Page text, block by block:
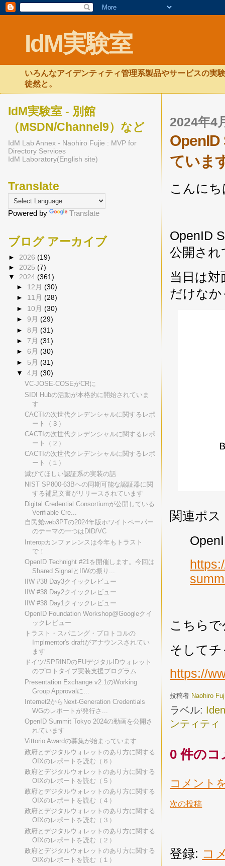
IdM実験室
いろんなアイデンティティ管理系製品やサービスの実
徒然と。
2024年4
ていま
こんに
OpenID
公開さ
当日は
だけな
関連ポス
こちら
そして
https://
投稿者 Naohiro
ラベル:
ンティティ
0 件の
コメント
次の投稿
登録: コ
IdM実験室 - 別館
（MSDN/Channel9）など
IdM Lab Annex - Naohiro Fujie : MVP for
Directory Services
IdM Laboratory(English site)
Translate
Powered by Translate
ブログ アーカイブ
► 2026 (19)
► 2025 (7)
▼ 2024 (361)
► 12月(30)
► 11月(28)
► 10月(30)
►9月(29)
►8月(31)
►7月(31)
►6月(30)
► 5月(31)
▼4月(30)
VC-JOSE-COSEがCRに
SIDI Hubの活動が本格的に開始されていま
す
CACTIの次世代クレデンシャルに関するレポ
ート（３）
CACTIの次世代クレデンシャルに関するレポ
ート（２）
CACTIの次世代クレデンシャルに関するレポ
ート（１）
滅びてほしい認証系の実装の話
NIST SP800-63Bへの同期可能な認証器に関
する補足文書がリリースされています
Digital Credential Consortiumが公開している
Verifiable Cre...
自民党web3PTの2024年版ホワイトペーパー
のテーマの一つはDID/VC
Interopカンファレンスは今年もトラスト
で！
OpenID Technight #21を開催します。今回は
Shared SignalとIIWの振り...
IIW #38 Day3クイックレビュー
IIW #38 Day2クイックレビュー
IIW #38 Day1クィックレビュー
OpenID Foundation Workshop@Googleクイ
ックレビュー
トラスト・スパニング・プロトコルの
Implmentor's draftがアナウンスされてい
ます
ドイツ/SPRINDのEUデジタルIDウォレット
のプロトタイプ実装支援プログラム
Presentation Exchange v2.1のWorking
Group Approvalに...
Internet2からNext-Generation Credentials
WGのレポートが発行さ...
OpenID Summit Tokyo 2024の動画を公開さ
れています
Vittorio Awardの募集が始まっています
政府とデジタルウォレットのあり方に関する
OIXのレポートを読む（６）
政府とデジタルウォレットのあり方に関する
OIXのレポートを読む（５）
政府とデジタルウォレットのあり方に関する
OIXのレポートを読む（４）
政府とデジタルウォレットのあり方に関する
OIXのレポートを読む（３）
政府とデジタルウォレットのあり方に関する
OIXのレポートを読む（２）
政府とデジタルウォレットのあり方に関する
OIXのレポートを読む（１）